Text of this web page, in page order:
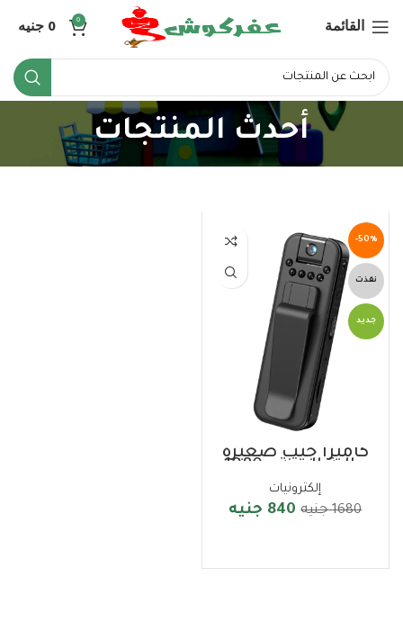
القائمة 0
0جنيه
أحدث المنتجات
-50%
نفذت
جديد
كاميرا جيب صغيرة
عالية الدقة 1080p
إلكترونيات
1680 جنيه 840 جنيه